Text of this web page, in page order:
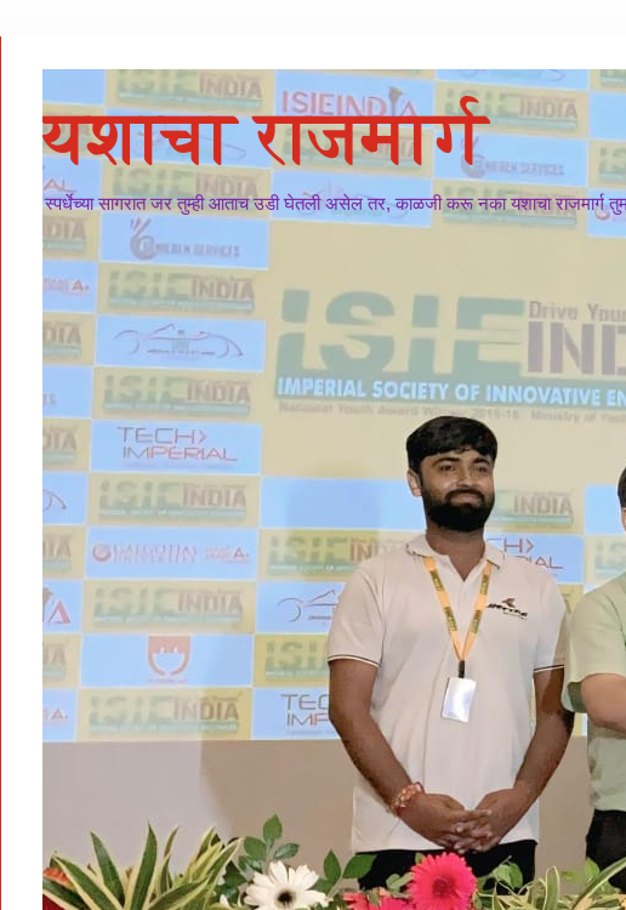
यशाचा राजमार्ग
स्पर्धेच्या सागरात जर तुम्ही आताच उडी घेतली असेल तर, काळजी करू नका यशाचा राजमार्ग